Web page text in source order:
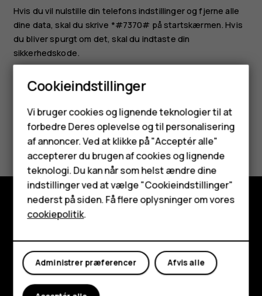
Smartphones
Feature-telefoner
Tilbehør
HMD Terra M
Tablets
Min konto
Hvis du vil nulstille din telefons indstillinger og fjerne alle
dine data, skal du skrive *#7370# på startskærmen. Hvis
du bliver spurgt om det, skal du indtaste din
sikkerhedskode.
Synes du, dette var nyttigt?
Ja Nej
Udforsk
Om
Planet and people
Support
Cookieindstillinger
Vi bruger cookies og lignende teknologier til at
forbedre Deres oplevelse og til personalisering
af annoncer. Ved at klikke på "Acceptér alle"
accepterer du brugen af cookies og lignende
teknologi. Du kan når som helst ændre dine
indstillinger ved at vælge "Cookieindstillinger"
nederst på siden. Få flere oplysninger om vores
cookiepolitik.
Afvis alle
Administrer præferencer